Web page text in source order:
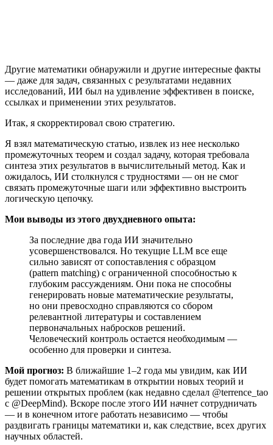
Другие математики обнаружили и другие интересные факты
— даже для задач, связанных с результатами недавних
исследований, ИИ был на удивление эффективен в поиске,
ссылках и применении этих результатов.
Итак, я скорректировал свою стратегию.
Я взял математическую статью, извлек из нее несколько
промежуточных теорем и создал задачу, которая требовала
синтеза этих результатов в вычислительный метод. Как и
ожидалось, ИИ столкнулся с трудностями — он не смог
связать промежуточные шаги или эффективно выстроить
логическую цепочку.
Мои выводы из этого двухдневного опыта:
За последние два года ИИ значительно
усовершенствовался. Но текущие LLM все еще
сильно зависят от сопоставления с образцом
(pattern matching) с ограниченной способностью к
глубоким рассуждениям. Они пока не способны
генерировать новые математические результаты,
но они превосходно справляются со сбором
релевантной литературы и составлением
первоначальных набросков решений.
Человеческий контроль остается необходимым —
особенно для проверки и синтеза.
Мой прогноз: В ближайшие 1–2 года мы увидим, как ИИ
будет помогать математикам в открытии новых теорий и
решении открытых проблем (как недавно сделал @terrence_tao
с @DeepMind). Вскоре после этого ИИ начнет сотрудничать
— и в конечном итоге работать независимо — чтобы
раздвигать границы математики и, как следствие, всех других
научных областей.